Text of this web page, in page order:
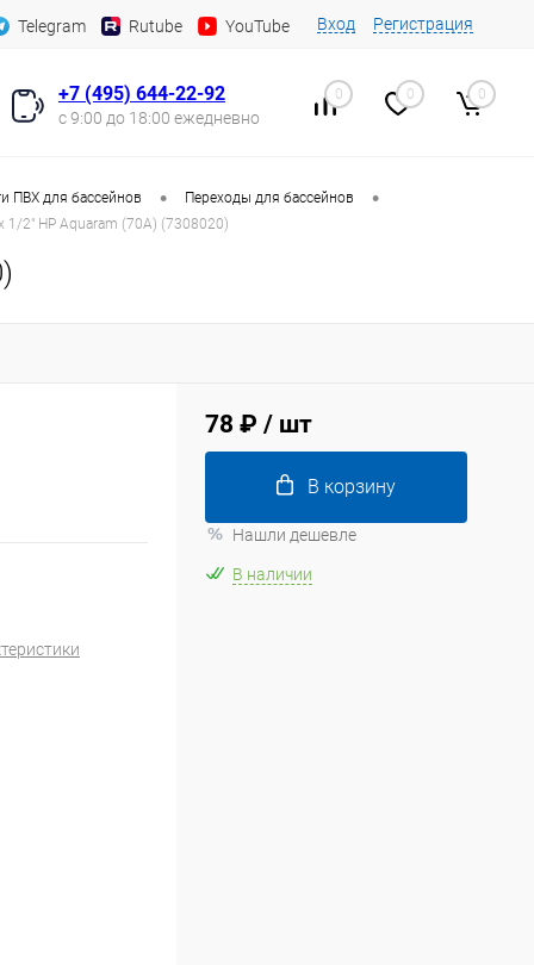
Telegram Rutube YouTube Вход Регистрация
+7 (495) 644-22-92
с 9:00 до 18:00 ежедневно
0 0 0
ПВХ для бассейнов • Переходы для бассейнов •
1/2" НР Aquaram (70А) (7308020)
78 ₽ / шт
В корзину
Нашли дешевле
В наличии